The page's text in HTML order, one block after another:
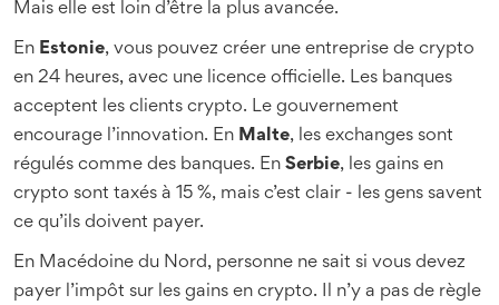
Mais elle est loin d’être la plus avancée.
En Estonie, vous pouvez créer une entreprise de crypto
en 24 heures, avec une licence officielle. Les banques
acceptent les clients crypto. Le gouvernement
encourage l’innovation. En Malte, les exchanges sont
régulés comme des banques. En Serbie, les gains en
crypto sont taxés à 15 %, mais c’est clair - les gens savent
ce qu’ils doivent payer.
En Macédoine du Nord, personne ne sait si vous devez
payer l’impôt sur les gains en crypto. Il n’y a pas de règle